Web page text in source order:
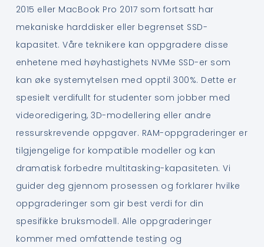
2015 eller MacBook Pro 2017 som fortsatt har
mekaniske harddisker eller begrenset SSD-
kapasitet. Våre teknikere kan oppgradere disse
enhetene med høyhastighets NVMe SSD-er som
kan øke systemytelsen med opptil 300%. Dette er
spesielt verdifullt for studenter som jobber med
videoredigering, 3D-modellering eller andre
ressurskrevende oppgaver. RAM-oppgraderinger er
tilgjengelige for kompatible modeller og kan
dramatisk forbedre multitasking-kapasiteten. Vi
guider deg gjennom prosessen og forklarer hvilke
oppgraderinger som gir best verdi for din
spesifikke bruksmodell. Alle oppgraderinger
kommer med omfattende testing og